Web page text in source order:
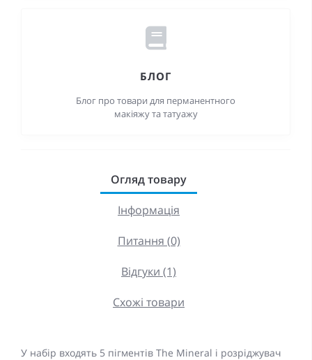
БЛОГ
Блог про товари для перманентного
макіяжу та татуажу
Огляд товару
Інформація
Питання (0)
Відгуки (1)
Схожі товари
У набір входять 5 пігментів The Mineral і розріджувач